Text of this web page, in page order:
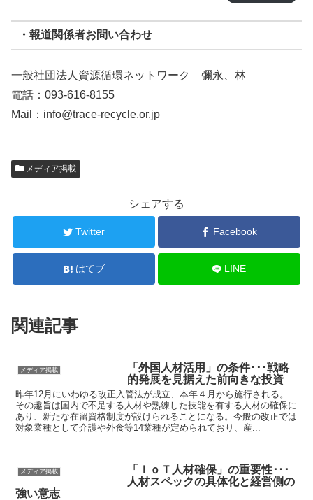
・報道関係者お問い合わせ
一般社団法人資源循環ネットワーク 彌永、林
電話：093-616-8155
Mail：info@trace-recycle.or.jp
メディア掲載
シェアする
Twitter Facebook
はてブ LINE
関連記事
メディア掲載
「外国人材活用」の条件･･･戦略
的発展を見据えた前向きな投資
昨年12月にいわゆる改正入管法が成立、本年４月から施行される。
その趣旨は国内で不足する人材や熟練した技能を有する人材の確保に
あり、新たな在留資格制度が設けられることになる。今般の改正では
対象業種として介護や外食等14業種が定められており、産...
メディア掲載
「ＩｏＴ人材確保」の重要性･･･
人材スペックの具体化と経営側の
強い意志